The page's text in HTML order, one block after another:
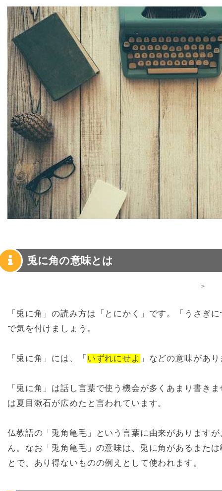
兎に角の意味とは
>
「兎に角」の読み方は「とにかく」です。「うさぎ
で気を付けましょう。
「兎に角」には、「 いずれにせよ 」などの意味があ
「兎に角」は話し言葉で使う機会が多くあまり書き
は夏目漱石が広めたと言われています。
仏教語の「兎角亀毛」という言葉に由来があります
ん。なお「兎角亀毛」の意味は、兎に角があるまた
とで、あり得ないものの例えとして使われます。